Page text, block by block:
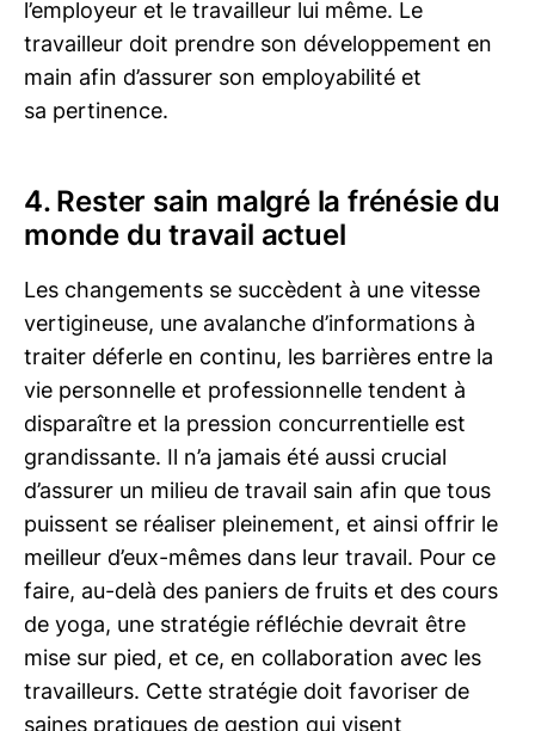
l’employeur et le travailleur lui même. Le
travailleur doit prendre son développement en
main afin d’assurer son employabilité et
sa pertinence.
4. Rester sain malgré la frénésie du
monde du travail actuel
Les changements se succèdent à une vitesse
vertigineuse, une avalanche d’informations à
traiter déferle en continu, les barrières entre la
vie personnelle et professionnelle tendent à
disparaître et la pression concurrentielle est
grandissante. Il n’a jamais été aussi crucial
d’assurer un milieu de travail sain afin que tous
puissent se réaliser pleinement, et ainsi offrir le
meilleur d’eux-mêmes dans leur travail. Pour ce
faire, au-delà des paniers de fruits et des cours
de yoga, une stratégie réfléchie devrait être
mise sur pied, et ce, en collaboration avec les
travailleurs. Cette stratégie doit favoriser de
saines pratiques de gestion qui visent